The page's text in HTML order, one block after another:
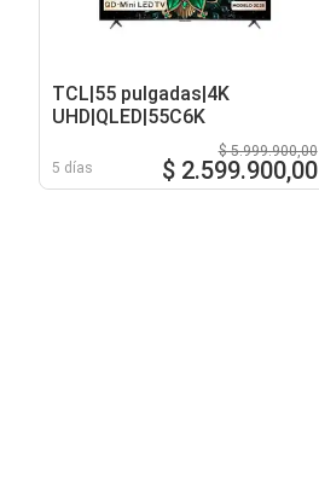
TCL|55 pulgadas|4K
UHD|QLED|55C6K
5 días
$ 5.999.900,00
$ 2.599.900,00